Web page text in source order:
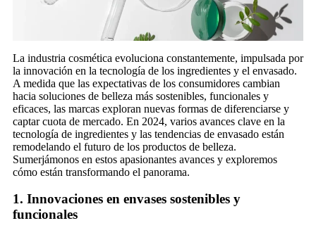
La industria cosmética evoluciona constantemente, impulsada por
la innovación en la tecnología de los ingredientes y el envasado.
A medida que las expectativas de los consumidores cambian
hacia soluciones de belleza más sostenibles, funcionales y
eficaces, las marcas exploran nuevas formas de diferenciarse y
captar cuota de mercado. En 2024, varios avances clave en la
tecnología de ingredientes y las tendencias de envasado están
remodelando el futuro de los productos de belleza.
Sumerjámonos en estos apasionantes avances y exploremos
cómo están transformando el panorama.
1. Innovaciones en envases sostenibles y
funcionales